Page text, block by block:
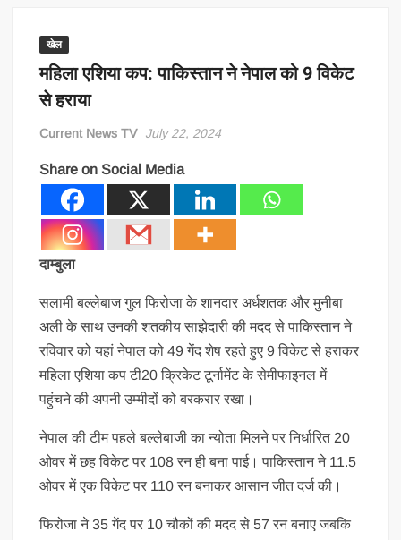
खेल
महिला एशिया कप: पाकिस्तान ने नेपाल को 9 विकेट
से हराया
Current News TV July 22, 2024
Share on Social Media
दाम्बुला
सलामी बल्लेबाज गुल फिरोजा के शानदार अर्धशतक और मुनीबा
अली के साथ उनकी शतकीय साझेदारी की मदद से पाकिस्तान ने
रविवार को यहां नेपाल को 49 गेंद शेष रहते हुए 9 विकेट से हराकर
महिला एशिया कप टी20 क्रिकेट टूर्नामेंट के सेमीफाइनल में
पहुंचने की अपनी उम्मीदों को बरकरार रखा।
नेपाल की टीम पहले बल्लेबाजी का न्योता मिलने पर निर्धारित 20
ओवर में छह विकेट पर 108 रन ही बना पाई। पाकिस्तान ने 11.5
ओवर में एक विकेट पर 110 रन बनाकर आसान जीत दर्ज की।
फिरोजा ने 35 गेंद पर 10 चौकों की मदद से 57 रन बनाए जबकि